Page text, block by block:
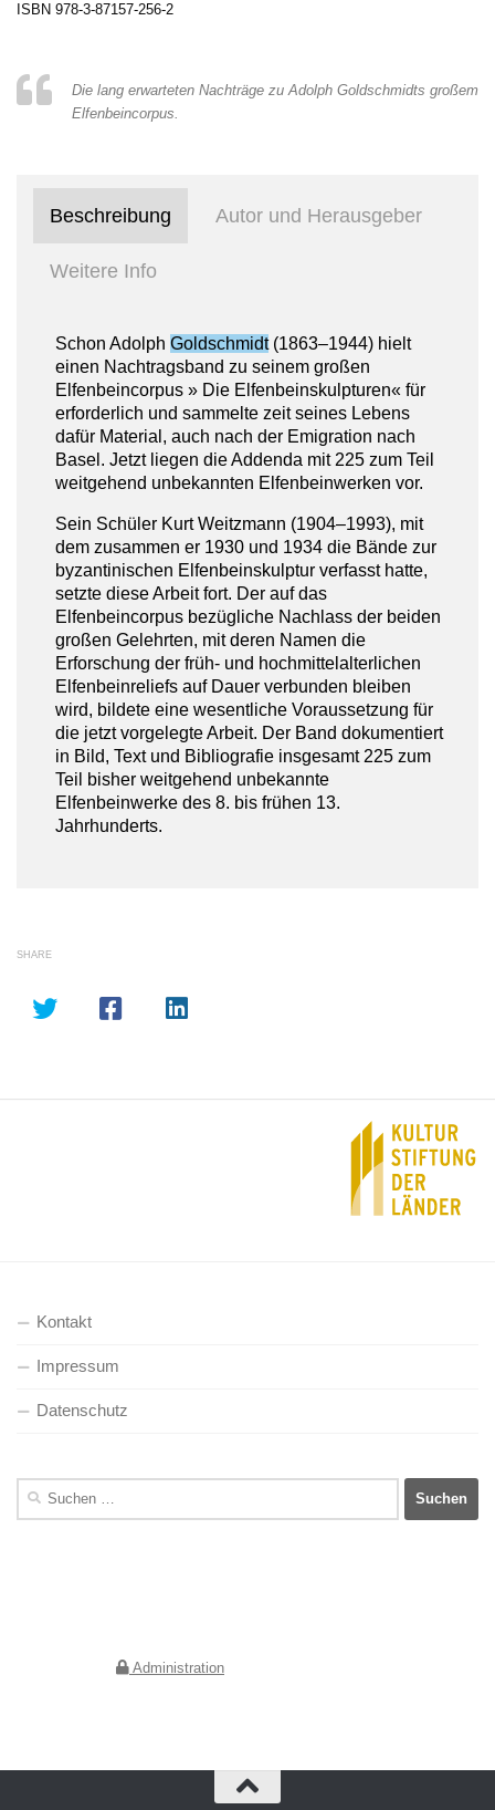
ISBN 978-3-87157-256-2
Die lang erwarteten Nachträge zu Adolph Goldschmidts großem
Elfenbeincorpus.
Beschreibung Autor und Herausgeber
Weitere Info
Schon Adolph Goldschmidt(1863–1944) hielt
einen Nachtragsband zu seinem großen
Elfenbeincorpus » Die Elfenbeinskulpturen« für
erforderlich und sammelte zeit seines Lebens
dafür Material, auch nach der Emigration nach
Basel. Jetzt liegen die Addenda mit 225 zum Teil
weitgehend unbekannten Elfenbeinwerken vor.
Sein Schüler Kurt Weitzmann (1904–1993), mit
dem zusammen er 1930 und 1934 die Bände zur
byzantinischen Elfenbeinskulptur verfasst hatte,
setzte diese Arbeit fort. Der auf das
Elfenbeincorpus bezügliche Nachlass der beiden
großen Gelehrten, mit deren Namen die
Erforschung der früh- und hochmittelalterlichen
Elfenbeinreliefs auf Dauer verbunden bleiben
wird, bildete eine wesentliche Voraussetzung für
die jetzt vorgelegte Arbeit. Der Band dokumentiert
in Bild, Text und Bibliografie insgesamt 225 zum
Teil bisher weitgehend unbekannte
Elfenbeinwerke des 8. bis frühen 13.
Jahrhunderts.
SHARE
Kontakt
Impressum
Datenschutz
Suchen
nach:
Administration